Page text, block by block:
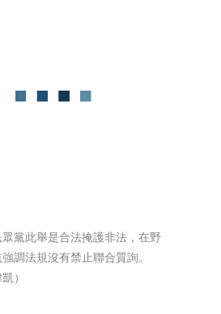
黨此舉是合法掩護非法，在野
調法規沒有禁止聯合質詢。
）